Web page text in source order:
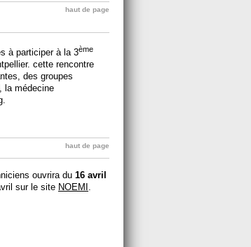
haut de page
à participer à la 3ème
cette rencontre
des groupes
la médecine
.
haut de page
ouvrira du 16 avril
sur le site NOEMI .